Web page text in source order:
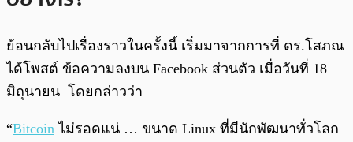
ย้อนกลับไปเรื่องราวในครั้งนี้ เริ่มมาจากการที่ ดร.โสภณ
ได้โพสต์ ข้อความลงบน Facebook ส่วนตัว เมื่อวันที่ 18
มิถุนายน โดยกล่าวว่า
“Bitcoin ไม่รอดแน่ … ขนาด Linux ที่มีนักพัฒนาทั่วโลก